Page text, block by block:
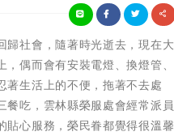
歸社會，隨著時光逝去，現在大
偶而會有安裝電燈、換燈管、
著生活上的不便，拖著不去處
吃，雲林縣榮服處會經常派員
貼心服務，榮民眷都覺得很溫馨